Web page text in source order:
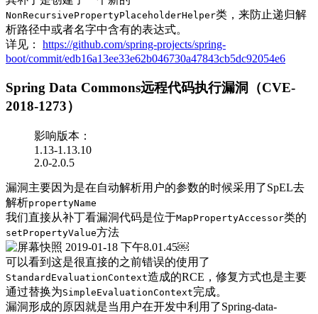
NonRecursivePropertyPlaceholderHelper类，来防止递归解
析路径中或者名字中含有的表达式。
详见： https://github.com/spring-projects/spring-
boot/commit/edb16a13ee33e62b046730a47843cb5dc92054e6
Spring Data Commons远程代码执行漏洞（CVE-
2018-1273）
影响版本：
1.13-1.13.10
2.0-2.0.5
漏洞主要因为是在自动解析用户的参数的时候采用了SpEL去
解析propertyName
我们直接从补丁看漏洞代码是位于MapPropertyAccessor类的
setPropertyValue方法
￼
可以看到这是很直接的之前错误的使用了
StandardEvaluationContext造成的RCE，修复方式也是主要
通过替换为SimpleEvaluationContext完成。
漏洞形成的原因就是当用户在开发中利用了Spring-data-